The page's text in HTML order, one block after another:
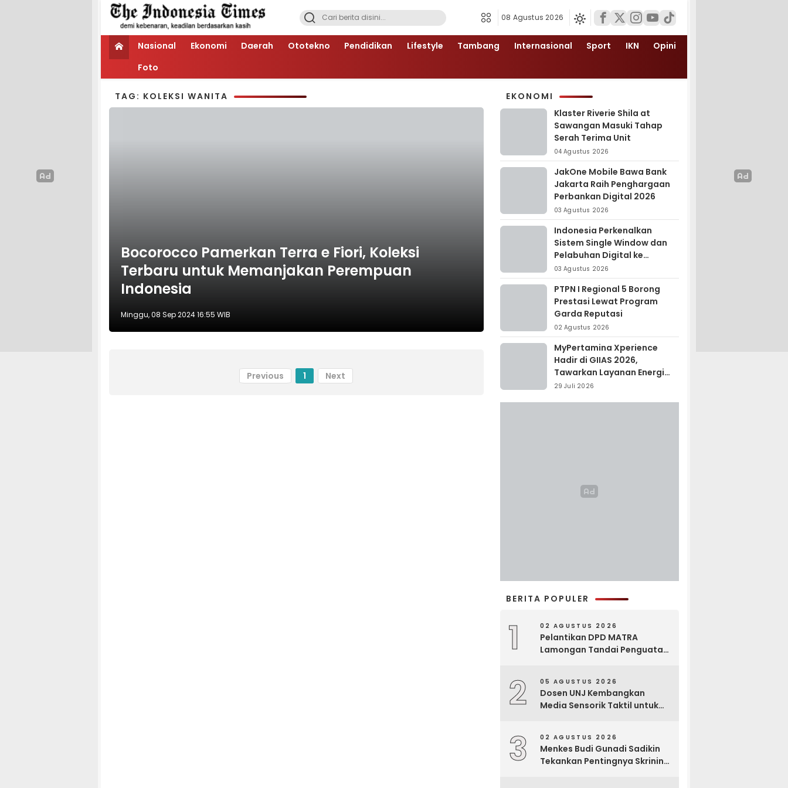
08 Agustus 2026
Nasional Ekonomi Daerah Ototekno Pendidikan Lifestyle Tambang Internasional Sport IKN
Opini
Foto
TAG: KOLEKSI WANITA
Bocorocco Pamerkan Terra e Fiori, Koleksi
Terbaru untuk Memanjakan Perempuan
Indonesia
Minggu, 08 Sep 2024 16:55 WIB
Previous 1 Next
EKONOMI
Klaster Riverie Shila at
Sawangan Masuki Tahap
Serah Terima Unit
04 Agustus 2026
JakOne Mobile Bawa Bank
Jakarta Raih Penghargaan
Perbankan Digital 2026
03 Agustus 2026
Indonesia Perkenalkan
Sistem Single Window dan
Pelabuhan Digital ke
Madagaskar
03 Agustus 2026
PTPN I Regional 5 Borong
Prestasi Lewat Program
Garda Reputasi
02 Agustus 2026
MyPertamina Xperience
Hadir di GIIAS 2026,
Tawarkan Layanan Energi
Terintegrasi
29 Juli 2026
BERITA POPULER
1 02 AGUSTUS 2026
Pelantikan DPD MATRA
Lamongan Tandai Penguatan
2 05 AGUSTUS 2026
Dosen UNJ Kembangkan
Media Sensorik Taktil untuk
3 02 AGUSTUS 2026
Menkes Budi Gunadi Sadikin
Tekankan Pentingnya Skrining